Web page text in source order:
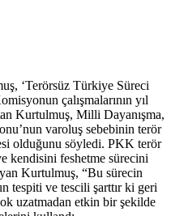
‘Terörsüz Türkiye Süreci
çalışmalarının yıl
Kurtulmuş, Milli Dayanışma,
varoluş sebebinin terör
olduğunu söyledi. PKK terör
kendisini feshetme sürecini
Kurtulmuş, “Bu sürecin
tespiti ve tescili şarttır ki geri
uzatmadan etkin bir şekilde